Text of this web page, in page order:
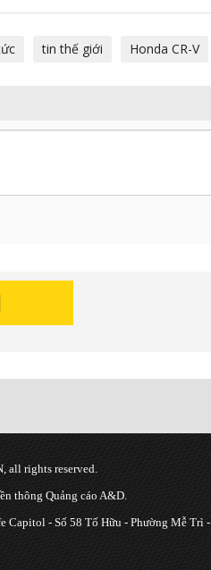
tin thế giới Honda CR-V
all rights reserved.
thông Quảng cáo A&D.
Capitol - Số 58 Tố Hữu - Phường Mễ Trì -